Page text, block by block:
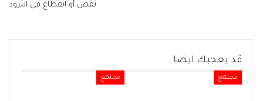
نقص أو انقطاع في التزود
قد يعجبك ايضا
مجتمع مجتمع